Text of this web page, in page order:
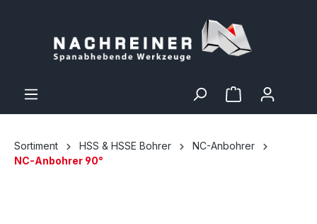
Sortiment HSS & HSSE Bohrer
NC-Anbohrer
NC-Anbohrer 90°